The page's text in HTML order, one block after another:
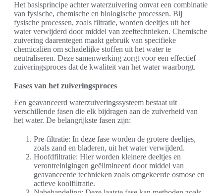
Het basisprincipe achter waterzuivering omvat een combinatie
van fysische, chemische en biologische processen. Bij
fysische processen, zoals filtratie, worden deeltjes uit het
water verwijderd door middel van zeeftechnieken. Chemische
zuivering daarentegen maakt gebruik van specifieke
chemicaliën om schadelijke stoffen uit het water te
neutraliseren. Deze samenwerking zorgt voor een effectief
zuiveringsproces dat de kwaliteit van het water waarborgt.
Fases van het zuiveringsproces
Een geavanceerd waterzuiveringssysteem bestaat uit
verschillende fasen die elk bijdragen aan de zuiverheid van
het water. De belangrijkste fasen zijn:
Pre-filtratie: In deze fase worden de grotere deeltjes,
zoals zand en bladeren, uit het water verwijderd.
Hoofdfiltratie: Hier worden kleinere deeltjes en
verontreinigingen geëlimineerd door middel van
geavanceerde technieken zoals omgekeerde osmose en
actieve koolfiltratie.